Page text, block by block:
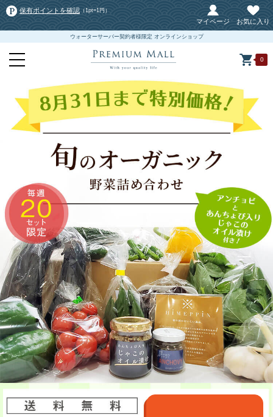
保有ポイントを確認 （1pt=1円）
マイページ お気に入り
ウォーターサーバー契約者様限定 オンラインショップ
0